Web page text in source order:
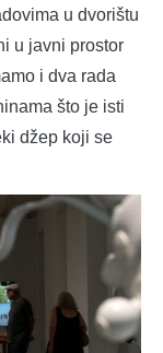
u dvorištu
u javni prostor
i dva rada
što je isti
džep koji se